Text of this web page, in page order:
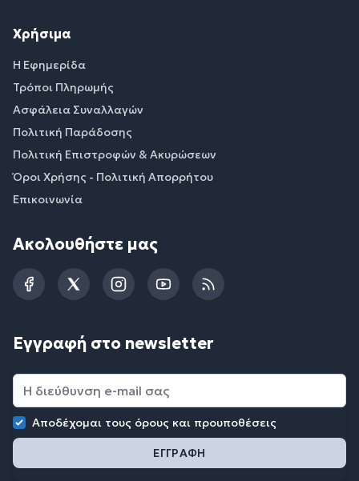
Χρήσιμα
Η Εφημερίδα
Τρόποι Πληρωμής
Ασφάλεια Συναλλαγών
Πολιτική Παράδοσης
Πολιτική Επιστροφών & Ακυρώσεων
Όροι Χρήσης - Πολιτική Απορρήτου
Επικοινωνία
Ακολουθήστε μας
FacebookTwitterInstagramYouTubeRSS
Εγγραφή στο newsletter
Αποδέχομαι τους όρους και προυποθέσεις